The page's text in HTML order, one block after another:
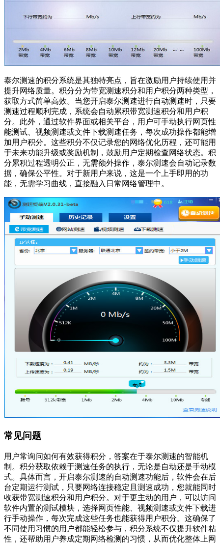
泰尔测速的积分系统是其独特亮点，旨在激励用户持续使用并
提升网络质量。积分分为带宽测速积分和用户积分两种类型，
获取方式简单高效。当您开启泰尔测速进行自动测速时，只要
测速过程顺利完成，系统会自动累积带宽测速积分和用户积
分。此外，通过软件界面或相关平台，用户可手动执行网页性
能测试、视频测速或文件下载测速任务，每次成功操作都能增
加用户积分。这些积分不仅记录您的网络优化历程，还可能用
于未来功能升级或奖励机制，鼓励用户定期检查网络状态。积
分累积过程透明公正，无需额外操作，泰尔测速会自动记录数
据，确保公平性。对于新用户来说，这是一个上手即用的功
能，无需学习曲线，直接融入日常网络管理中。
常见问题
用户常询问如何有效获得积分，答案在于泰尔测速的智能机
制。积分获取依赖于测速任务的执行，无论是自动还是手动模
式。具体而言，开启泰尔测速的自动测速功能后，软件会在后
台定期运行测试，只要网络连接稳定且测速成功，您就能同时
收获带宽测速积分和用户积分。对于更主动的用户，可以访问
软件内置的测试模块，选择网页性能、视频测速或文件下载进
行手动操作，每次完成这些任务也能获得用户积分。这确保了
不同使用习惯的用户都能轻松参与，积分系统不仅提升软件粘
性，还帮助用户养成定期网络检测的习惯，从而优化整体上网